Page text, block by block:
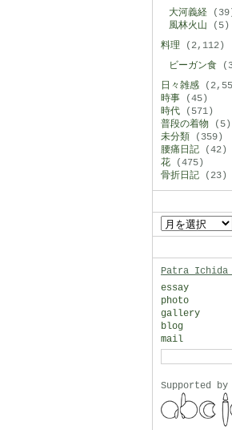
大河義経
風林火山 (5)
料理 (2,112)
ビーガン食
日々雑感
時事 (45)
時代 (571)
普段の着物 (5)
未分類 (359)
腰痛日記 (42)
花 (475)
骨折日記 (23)
イ
Patra Ichida
essay
photo
gallery
blog
mail
Supported by